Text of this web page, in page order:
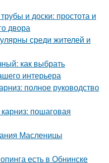
и доски: простота и
двора
среди жителей и
как выбрать
интерьера
полное руководство
пошаговая
Масленицы
есть в Обнинске